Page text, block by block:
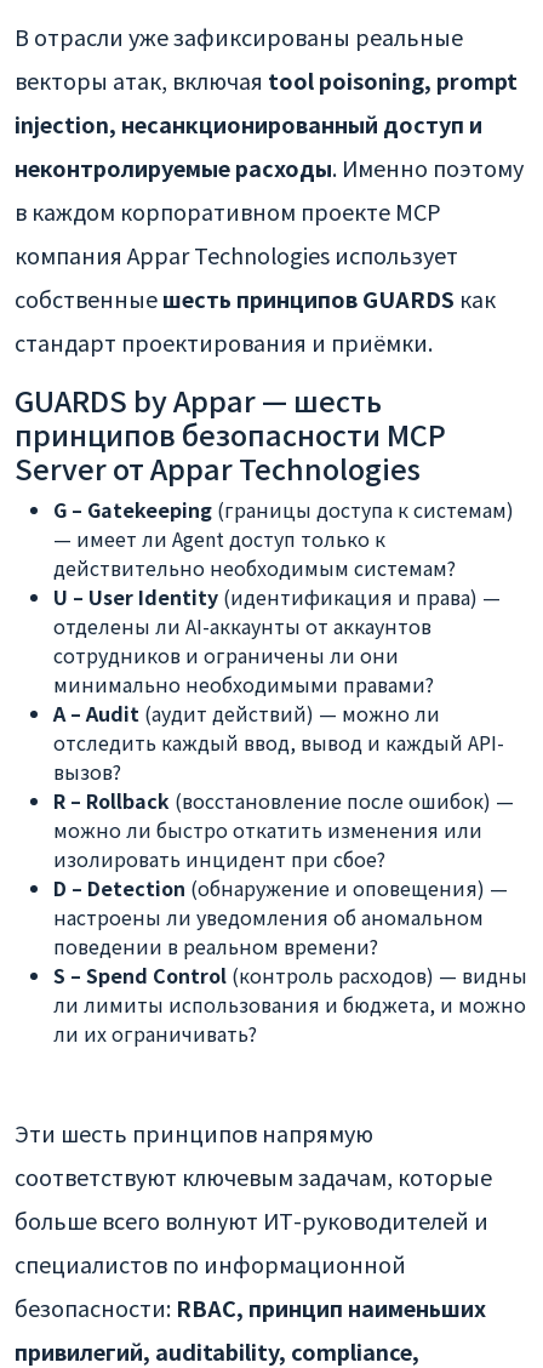
В отрасли уже зафиксированы реальные
векторы атак, включая tool poisoning, prompt
injection, несанкционированный доступ и
неконтролируемые расходы. Именно поэтому
в каждом корпоративном проекте MCP
компания Appar Technologies использует
собственныешесть принципов GUARDS как
стандарт проектирования и приёмки.
GUARDS by Appar — шесть
принципов безопасности MCP
Server от Appar Technologies
G – Gatekeeping (границы доступа к системам)
— имеет ли Agent доступ только к
действительно необходимым системам?
U – User Identity (идентификация и права) —
отделены ли AI-аккаунты от аккаунтов
сотрудников и ограничены ли они
минимально необходимыми правами?
A – Audit (аудит действий) — можно ли
отследить каждый ввод, вывод и каждый API-
вызов?
R – Rollback (восстановление после ошибок) —
можно ли быстро откатить изменения или
изолировать инцидент при сбое?
D – Detection (обнаружение и оповещения) —
настроены ли уведомления об аномальном
поведении в реальном времени?
S – Spend Control (контроль расходов) — видны
ли лимиты использования и бюджета, и можно
ли их ограничивать?
Эти шесть принципов напрямую
соответствуют ключевым задачам, которые
больше всего волнуют ИТ-руководителей и
специалистов по информационной
безопасности: RBAC, принцип наименьших
привилегий, auditability, compliance,